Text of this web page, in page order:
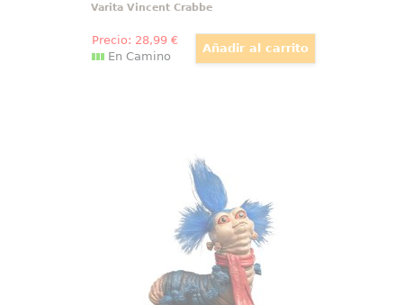
Varita Vincent Crabbe
Precio: 28,99€
En Camino
Entre los muros infinitos del
Laberinto se esconden criaturas
tan curiosas como encantadoras,
y pocas tan memorables como el
Ello Worm, ahora recreado en
esta entrañable estatua a escala
1:1 por Weta Workshop.